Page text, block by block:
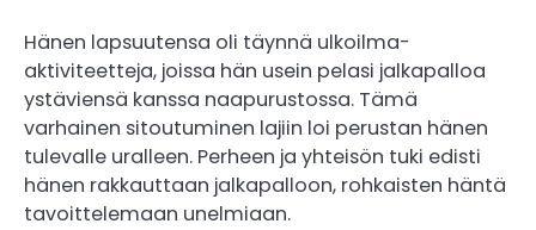
Hänen lapsuutensa oli täynnä ulkoilma-
aktiviteetteja, joissa hän usein pelasi jalkapalloa
ystäviensä kanssa naapurustossa. Tämä
varhainen sitoutuminen lajiin loi perustan hänen
tulevalle uralleen. Perheen ja yhteisön tuki edisti
hänen rakkauttaan jalkapalloon, rohkaisten häntä
tavoittelemaan unelmiaan.